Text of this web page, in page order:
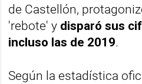
de Castellón,
'rebote' y disparó sus
incluso las de 2019.
Según la estadística